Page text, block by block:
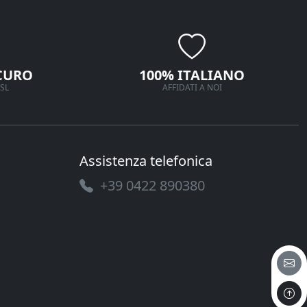
100% ITALIANO
AFFIDATI A NOI
Assistenza telefonica
+39 0422 890380